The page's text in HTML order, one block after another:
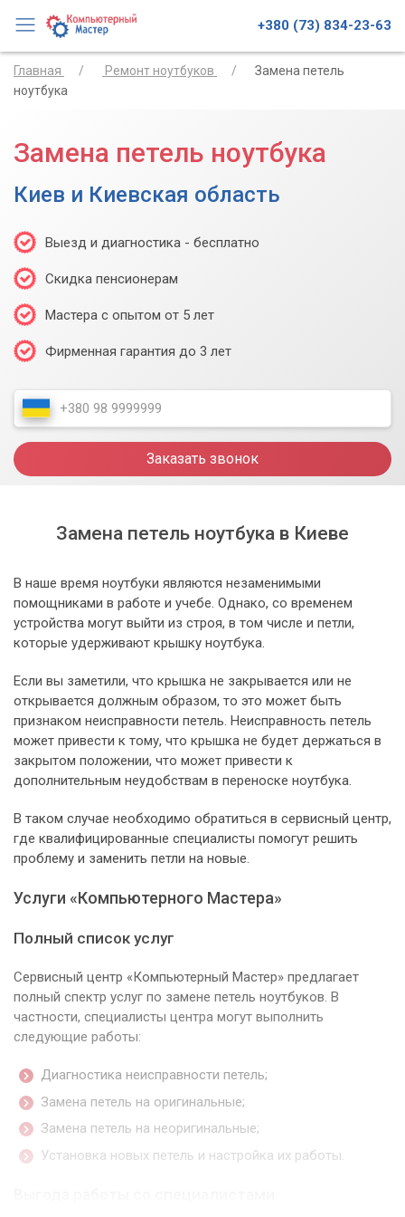
+380 (73) 834-23-63
Главная Ремонт ноутбуков
Замена петель
ноутбука
Замена петель ноутбука
Киев и Киевская область
Выезд и диагностика - бесплатно
Скидка пенсионерам
Мастера с опытом от 5 лет
Фирменная гарантия до 3 лет
Заказать звонок
Замена петель ноутбука в Киеве
В наше время ноутбуки являются незаменимыми
помощниками в работе и учебе. Однако, со временем
устройства могут выйти из строя, в том числе и петли,
которые удерживают крышку ноутбука.
Если вы заметили, что крышка не закрывается или не
открывается должным образом, то это может быть
признаком неисправности петель. Неисправность петель
может привести к тому, что крышка не будет держаться в
закрытом положении, что может привести к
дополнительным неудобствам в переноске ноутбука.
В таком случае необходимо обратиться в сервисный центр,
где квалифицированные специалисты помогут решить
проблему и заменить петли на новые.
Услуги «Компьютерного Мастера»
Полный список услуг
Сервисный центр «Компьютерный Мастер» предлагает
полный спектр услуг по замене петель ноутбуков. В
частности, специалисты центра могут выполнить
следующие работы:
Диагностика неисправности петель;
Замена петель на оригинальные;
Замена петель на неоригинальные;
Установка новых петель и настройка их работы.